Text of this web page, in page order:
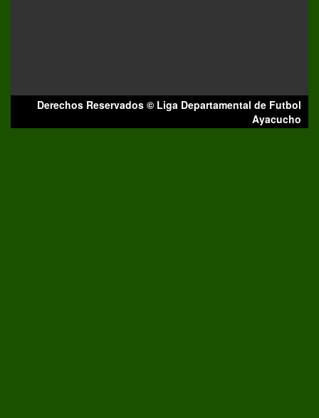
Derechos Reservados © Liga Departamental de Futbol
Ayacucho